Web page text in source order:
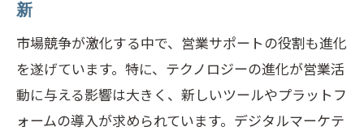
新
市場競争が激化する中で、営業サポートの役割も進化
を遂げています。特に、テクノロジーの進化が営業活
動に与える影響は大きく、新しいツールやプラットフ
ォームの導入が求められています。デジタルマーケテ